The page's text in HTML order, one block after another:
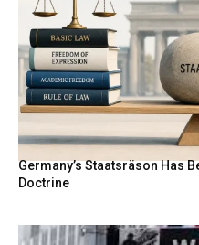
Germany’s Staatsräson Has
Doctrine